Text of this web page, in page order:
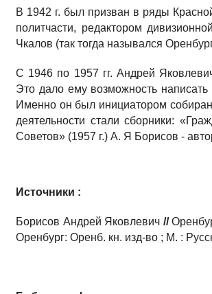
В 1942 г. был призван в ряды
политчасти, редактором
Чкалов (так тогда назывался
С 1946 по 1957 гг. Андрей
Это дало ему возможность
Именно он был инициатором
деятельности стали сборники:
Советов» (1957 г.) А. Я Борисов -
Источники :
Борисов Андрей Яковлевич //
Оренбург: Оренб. кн. изд-во ; М. :